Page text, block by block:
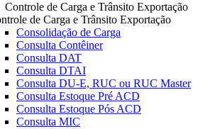
Controle de Carga e Trânsito Exportação
de Carga e Trânsito Exportação
Consolidação de Carga
Consulta Contêiner
Consulta DAT
Consulta DTAI
Consulta DU-E, RUC ou RUC Master
Consulta Estoque Pré ACD
Consulta Estoque Pós ACD
Consulta MIC